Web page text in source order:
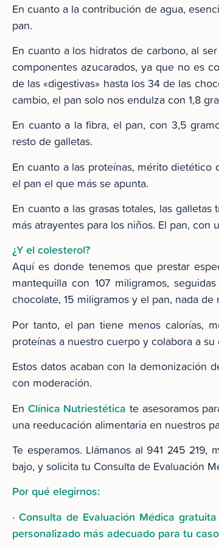
En cuanto a la contribución de agua,
pan.
En cuanto a los hidratos de carbono, al
componentes azucarados, ya que no es
de las «digestivas» hasta los 34 de las
cambio, el pan solo nos endulza con 1,8
En cuanto a la fibra, el pan, con 3,5
resto de galletas.
En cuanto a las proteínas, mérito
el pan el que más se apunta.
En cuanto a las grasas totales, las
más atrayentes para los niños. El pan, con
¿Y el colesterol?
Aquí es donde tenemos que prestar
mantequilla con 107 miligramos,
chocolate, 15 miligramos y el pan, nada de
Por tanto, el pan tiene menos calorías,
proteínas a nuestro cuerpo y colabora a
Estos datos acaban con la demonización
con moderación.
En Clínica Nutriestética te asesoramos
una reeducación alimentaria en nuestros
Te esperamos. Llámanos al 941 245
bajo, y solicita tu Consulta de Evaluación
Por qué elegirnos:
· Consulta de Evaluación Médica
personalizado más adecuado para tu